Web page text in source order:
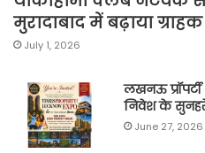
मुरादाबाद में बढ़ाया
July 1, 2026
लखनऊ
निवेश के
June 27, 2026